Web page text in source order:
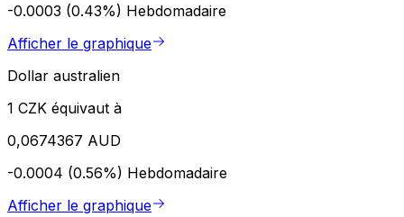
-0.0003 (0.43%) Hebdomadaire
Afficher le graphique
Dollar australien
1 CZK équivaut à
0,0674367 AUD
-0.0004 (0.56%) Hebdomadaire
Afficher le graphique